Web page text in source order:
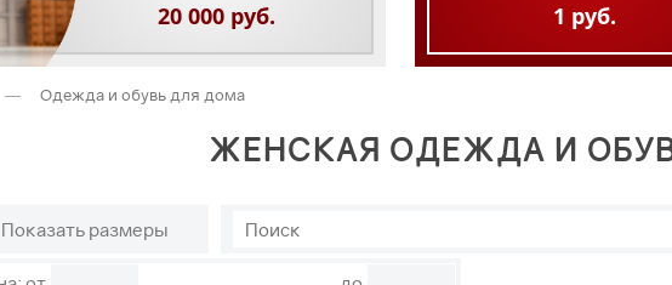
20 000 руб. 1 руб.
— Одежда и обувь для дома
ЖЕНСКАЯ ОДЕЖДА И
Показать размеры